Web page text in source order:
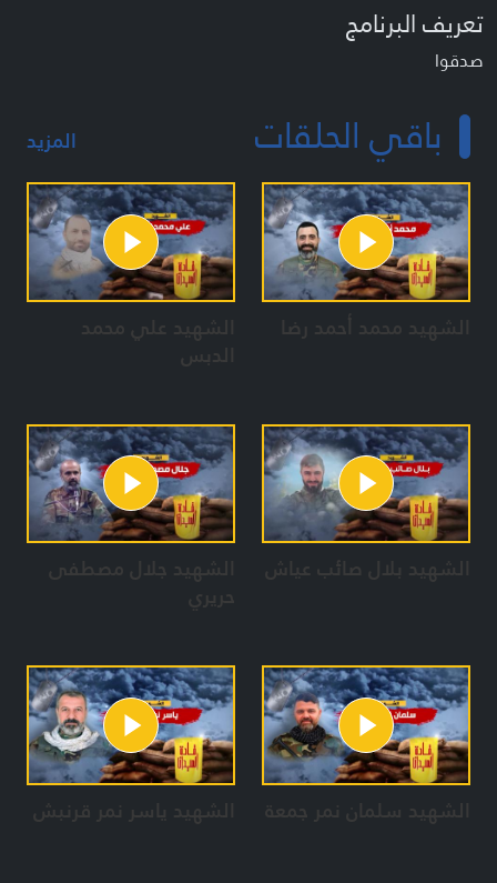
تعريف البرنامج
صدقوا
باقي الحلقات المزيد
الشهيد محمد أحمد رضا الشهيد علي محمد
الدبس
الشهيد بلال صائب عياش الشهيد جلال مصطفى
الشهيد سلمان نمر جمعة الشهيد ياسر نمر قرنبش